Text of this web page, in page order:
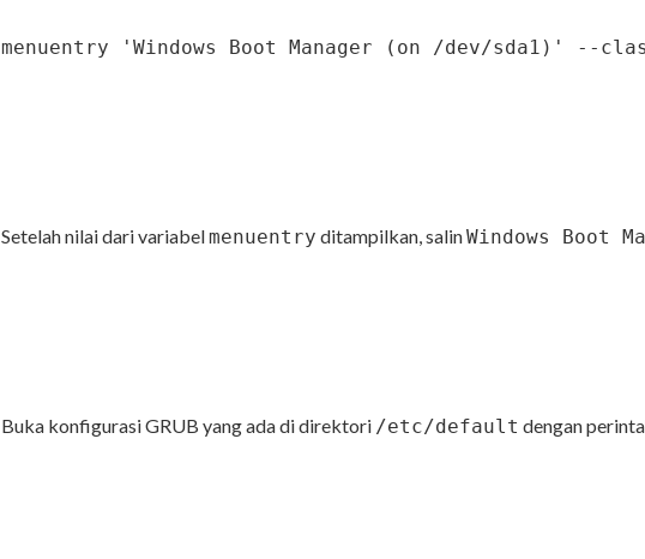
menuentry 'Windows Boot Manager (on /dev/sda1)' --
Setelah nilai dari variabelmenuentry ditampilkan, salinWindows Boot
Buka konfigurasi GRUB yang ada di direktori /etc/default dengan